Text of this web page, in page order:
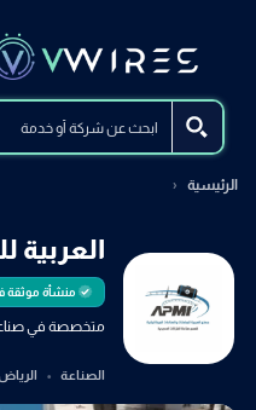
الرئيسية
العربية
منشأة موثقة
متخصصة في صناعة
الصناعة